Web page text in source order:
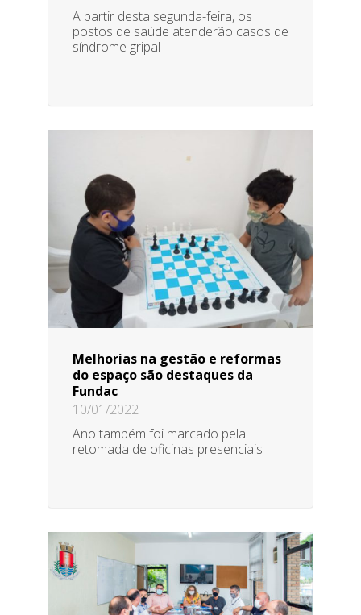
A partir desta segunda-feira, os
postos de saúde atenderão casos de
síndrome gripal
Melhorias na gestão e reformas
do espaço são destaques da
Fundac
10/01/2022
Ano também foi marcado pela
retomada de oficinas presenciais